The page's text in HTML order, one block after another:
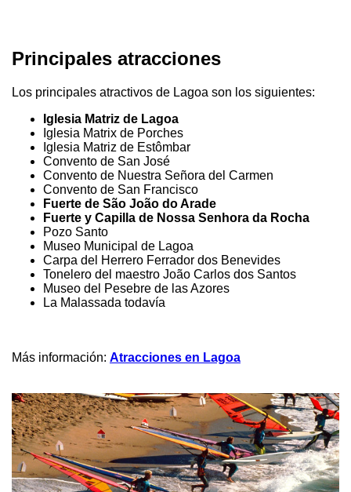
Principales atracciones
Los principales atractivos de Lagoa son los siguientes:
Iglesia Matriz de Lagoa
Iglesia Matrix de Porches
Iglesia Matriz de Estômbar
Convento de San José
Convento de Nuestra Señora del Carmen
Convento de San Francisco
Fuerte de São João do Arade
Fuerte y Capilla de Nossa Senhora da Rocha
Pozo Santo
Museo Municipal de Lagoa
Carpa del Herrero Ferrador dos Benevides
Tonelero del maestro João Carlos dos Santos
Museo del Pesebre de las Azores
La Malassada todavía
Más información: Atracciones en Lagoa